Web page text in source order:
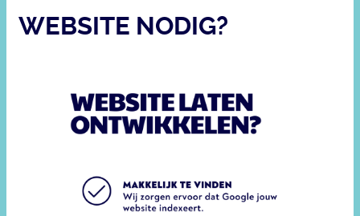
WEBSITE NODIG?